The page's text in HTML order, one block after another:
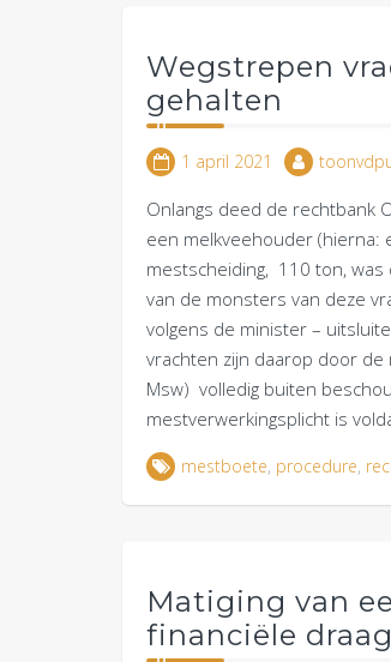
Wegstrepen
gehalten
1 april 2021
Onlangs deed de rechtbank
een melkveehouder (hierna:
mestscheiding, 110 ton,
van de monsters van deze
volgens de minister –
vrachten zijn daarop door
Msw) volledig buiten
mestverwerkingsplicht is
mestboete, procedure,
Matiging van
financiële